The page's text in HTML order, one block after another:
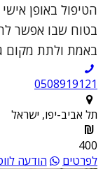
הטיפול באופן
בטוח שבו אפשר
באמת ולתת מקום
0508919121
תל אביב-יפו, ישראל
400
לפרטים
הודעה